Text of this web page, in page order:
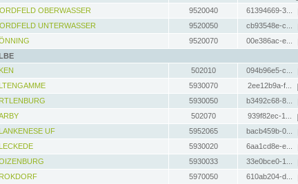
OBERWASSER
9520040 61394669-3...
UNTERWASSER
9520050 cb93548e-c...
9520070 00e386ac-e...
502010 094b96e5-c...
5930070 2ee12b9a-f...
5930050 b3492c68-8...
502070 939f82ec-1...
UF
5952065 bacb459b-0...
5930020 6aa1cd8e-e...
5930033 33e0bce0-1...
5970050 610ab204-d...